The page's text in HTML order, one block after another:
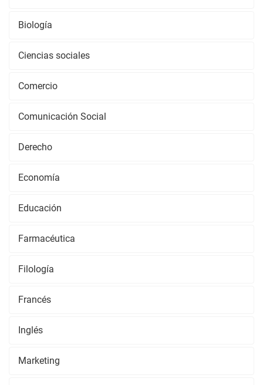
Biología
Ciencias sociales
Comercio
Comunicación Social
Derecho
Economía
Educación
Farmacéutica
Filología
Francés
Inglés
Marketing